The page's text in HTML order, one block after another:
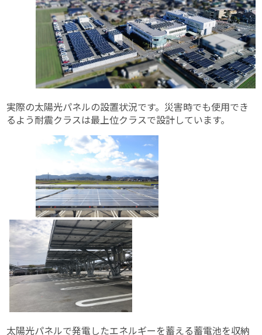
実際の太陽光パネルの設置状況です。災害時でも使用でき
るよう耐震クラスは最上位クラスで設計しています。
太陽光パネルで発電したエネルギーを蓄える蓄電池を収納